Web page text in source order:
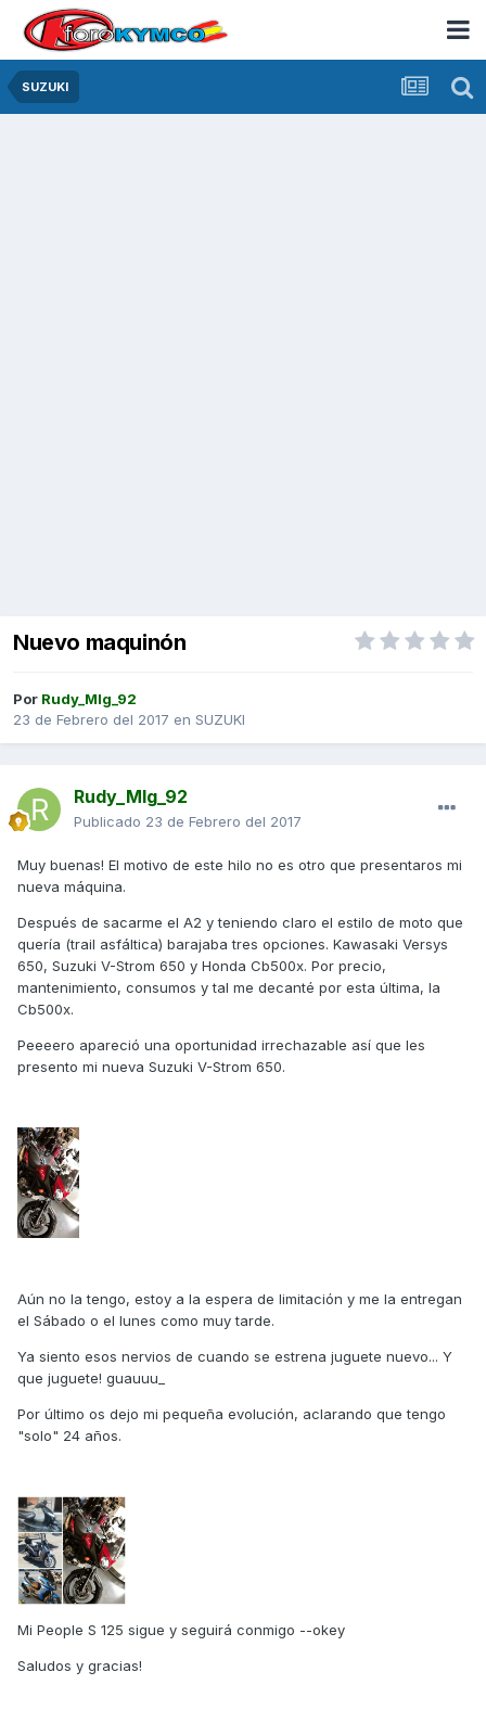
SUZUKI
Nuevo maquinón
Por Rudy_Mlg_92
23 de Febrero del 2017 en SUZUKI
Rudy_Mlg_92
Publicado 23 de Febrero del 2017
Muy buenas! El motivo de este hilo no es otro que presentaros mi
nueva máquina.
Después de sacarme el A2 y teniendo claro el estilo de moto que
quería (trail asfáltica) barajaba tres opciones. Kawasaki Versys
650, Suzuki V-Strom 650 y Honda Cb500x. Por precio,
mantenimiento, consumos y tal me decanté por esta última, la
Cb500x.
Peeeero apareció una oportunidad irrechazable así que les
presento mi nueva Suzuki V-Strom 650.
Aún no la tengo, estoy a la espera de limitación y me la entregan
el Sábado o el lunes como muy tarde.
Ya siento esos nervios de cuando se estrena juguete nuevo... Y
que juguete! guauuu_
Por último os dejo mi pequeña evolución, aclarando que tengo
"solo" 24 años.
Mi People S 125 sigue y seguirá conmigo --okey
Saludos y gracias!